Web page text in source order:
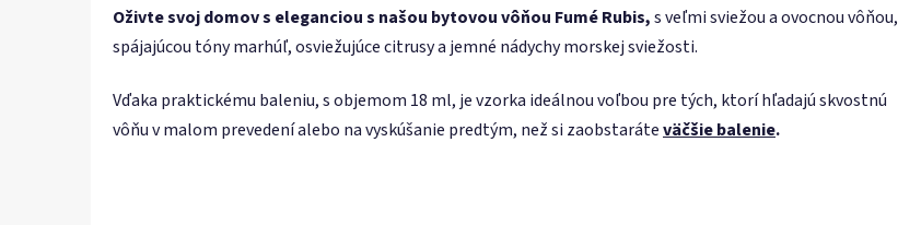
Oživte svoj domov s eleganciou s našou bytovou vôňou Fumé Rubis,s veľmi sviežou a ovocnou vôňou,
spájajúcou tóny marhúľ, osviežujúce citrusy a jemné nádychy morskej sviežosti.
Vďaka praktickému baleniu, s objemom 18 ml, je vzorka ideálnou voľbou pre tých, ktorí hľadajú skvostnú
vôňu v malom prevedení alebo na vyskúšanie predtým, než si zaobstaráteväčšie balenie.